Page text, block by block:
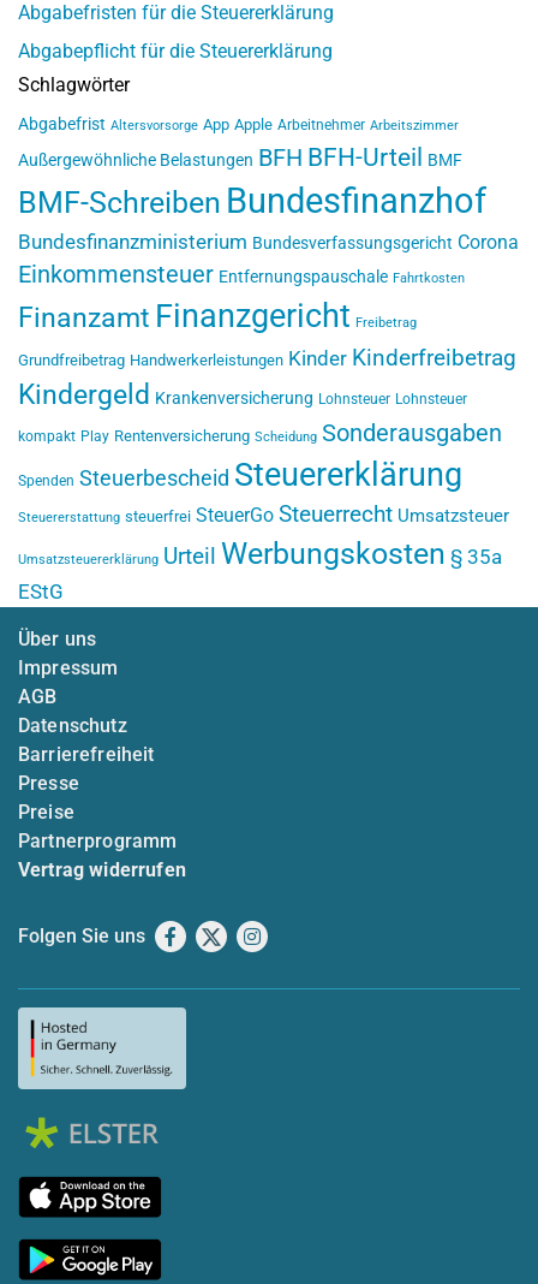
Abgabefristen für die Steuererklärung
Abgabepflicht für die Steuererklärung
Schlagwörter
Abgabefrist Altersvorsorge App Apple Arbeitnehmer Arbeitszimmer
Außergewöhnliche Belastungen BFH BFH-Urteil BMF
BMF-Schreiben Bundesfinanzhof
Bundesfinanzministerium Bundesverfassungsgericht Corona
Einkommensteuer Entfernungspauschale Fahrtkosten
Finanzamt Finanzgericht Freibetrag
Grundfreibetrag Handwerkerleistungen Kinder Kinderfreibetrag
Kindergeld Krankenversicherung Lohnsteuer Lohnsteuer
kompakt Play Rentenversicherung Scheidung Sonderausgaben
Spenden Steuerbescheid Steuererklärung
Steuererstattung steuerfrei SteuerGo Steuerrecht Umsatzsteuer
Umsatzsteuererklärung Urteil Werbungskosten § 35a
EStG
Über uns
Impressum
AGB
Datenschutz
Barrierefreiheit
Presse
Preise
Partnerprogramm
Vertrag widerrufen
Folgen Sie uns Facebook
X Instagram